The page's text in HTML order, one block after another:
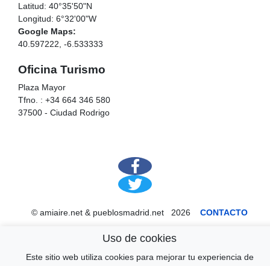
Latitud: 40°35'50"N
Longitud: 6°32'00"W
Google Maps:
40.597222, -6.533333
Oficina Turismo
Plaza Mayor
Tfno. : +34 664 346 580
37500 - Ciudad Rodrigo
© amiaire.net & pueblosmadrid.net 2026 CONTACTO
↑
Uso de cookies
Este sitio web utiliza cookies para mejorar tu experiencia de